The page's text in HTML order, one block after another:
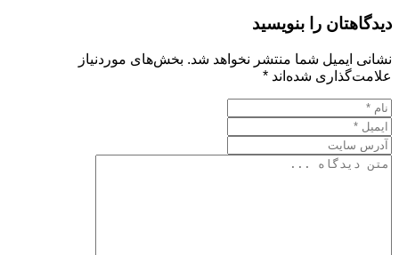
دیدگاهتان را بنویسید
نشانی ایمیل شما منتشر نخواهد شد. بخش‌های موردنیاز
علامت‌گذاری شده‌اند *